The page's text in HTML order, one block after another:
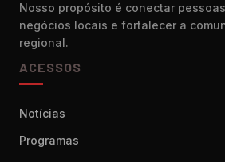
Nosso propósito é conectar
negócios locais e fortalecer a
regional.
ACESSOS
Notícias
Programas